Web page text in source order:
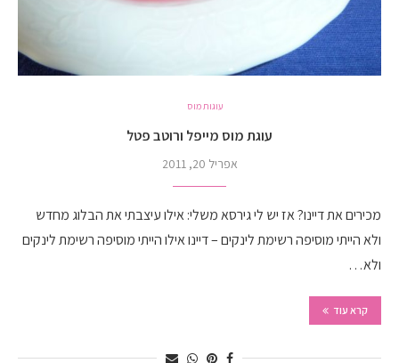
עוגות מוס
עוגת מוס מייפל ורוטב פטל
אפריל 20, 2011
מכירים את דיינו? אז יש לי גירסא משלי: אילו עיצבתי את הבלוג מחדש
ולא הייתי מוסיפה רשימת לינקים – דיינו אילו הייתי מוסיפה רשימת לינקים
ולא…
קרא עוד